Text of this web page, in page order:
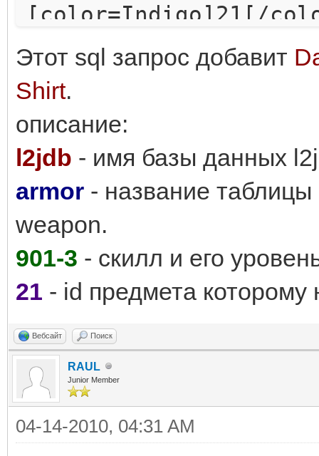
[color=Indigo]21[/
Этот sql запрос добавит
Shirt.
описание:
l2jdb - имя базы данных
armor - название
weapon.
901-3 - скилл и его
21 - id предмета которому
Вебсайт Поиск
RAUL
Junior Member
04-14-2010, 04:31 AM